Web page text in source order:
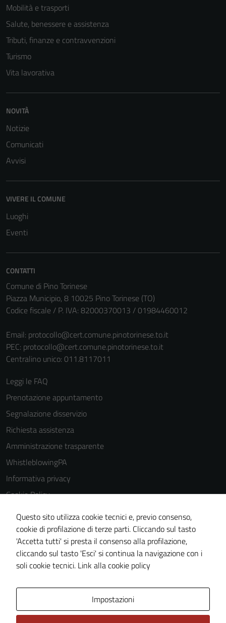
Mobilità e trasporti
Salute, benessere e assistenza
Tributi, finanze e contravvenzioni
Turismo
Vita lavorativa
NOVITÀ
Notizie
Comunicati
Avvisi
VIVERE IL COMUNE
Luoghi
Eventi
CONTATTI
Comune di Pino Torinese
Piazza Municipio, 8 10025 Pino Torinese (TO)
Codice fiscale / P. IVA: 82000370013 / 01984460012
Email: protocollo@cert.comune.pinotorinese.to.it
PEC: protocollo@cert.comune.pinotorinese.to.it
Centralino unico: 011.8117011
Leggi le FAQ
Prenotazione appuntamento
Segnalazione disservizio
Richiesta assistenza
Amministrazione trasparente
WhistleblowingPA
Informativa privacy
Cookie Policy
Dichiarazione di accessibilità
Piano di miglioramento del sito
Certificazione sistema gestione qualità
Questo sito utilizza cookie tecnici e, previo consenso,
cookie di profilazione di terze parti. Cliccando sul tasto
'Accetta tutti' si presta il consenso alla profilazione,
cliccando sul tasto 'Esci' si continua la navigazione con i
soli cookie tecnici. Link alla cookie policy
Impostazioni